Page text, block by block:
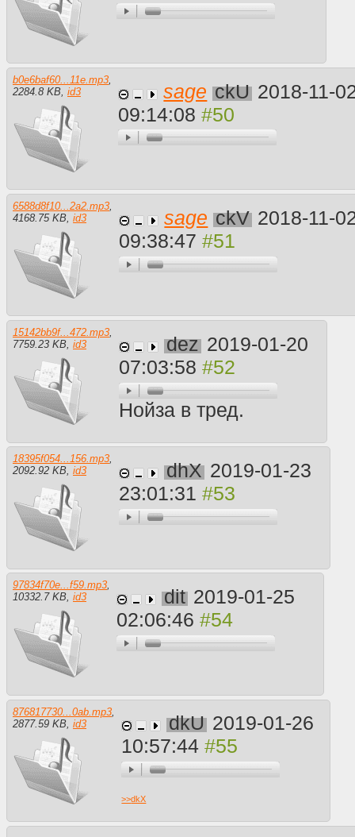
b0e6baf60...11e.mp3
2284.8 KB id3 sage ckU 2018-11-
09:14:08
6588d8f10...2a2.mp3
4168.75 KB id3 sage ckV 2018-11-
09:38:47
15142bb9f...472.mp3,
7759.23 KB, id3 dez 2019-01-20
07:03:58
Нойза в тред.
18395f054...156.mp3,
2092.92 KB, id3 dhX 2019-01-23
23:01:31
97834f70e...f59.mp3,
10332.7 KB, id3 dit 2019-01-25
02:06:46
876817730...0ab.mp3
2877.59 KB id3 dkU 2019-01-26
10:57:44
>>dkX